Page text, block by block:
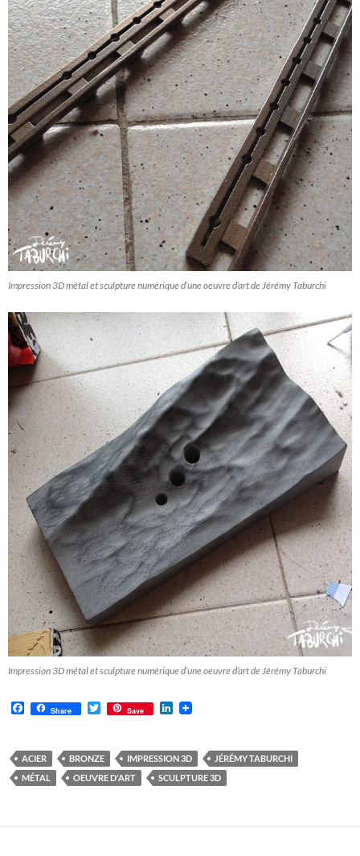
Impression 3D métal et sculpture numérique d’une oeuvre d’art de Jérémy Taburchi
Impression 3D métal et sculpture numérique d’une oeuvre d’art de Jérémy Taburchi
F
b
o
o
Share
T
w
t
e
r
Save
e
d
I
ACIER BRONZE IMPRESSION 3D
JÉRÉMY TABURCHI
MÉTAL
OEUVRE D'ART SCULPTURE 3D